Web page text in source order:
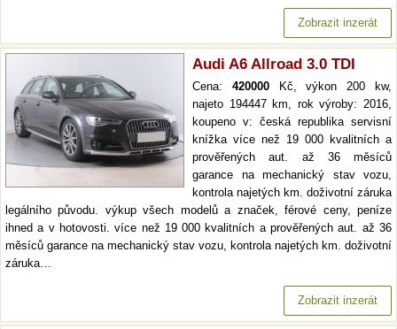
Zobrazit inzerát
Audi A6 Allroad 3.0 TDI
Cena: 420000Kč, výkon 200 kw,
najeto 194447 km, rok výroby: 2016,
koupeno v: česká republika servisní
knížka více než 19 000 kvalitních a
prověřených aut. až 36 měsíců
garance na mechanický stav vozu,
kontrola najetých km. doživotní záruka
legálního původu. výkup všech modelů a značek, férové ceny, peníze
ihned a v hotovosti. více než 19 000 kvalitních a prověřených aut. až 36
měsíců garance na mechanický stav vozu, kontrola najetých km. doživotní
záruka…
Zobrazit inzerát